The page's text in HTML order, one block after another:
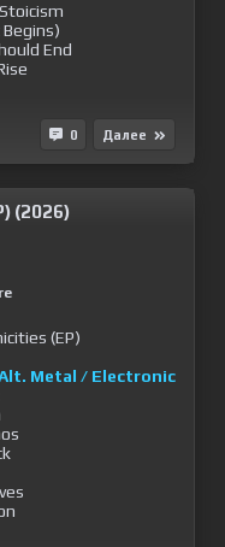
Begins)
End
0 Далее
(2026)
Metal / Electronic